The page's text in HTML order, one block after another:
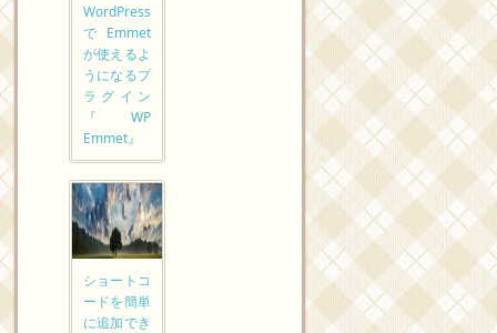
WordPress
でEmmet
が使えるよ
うになるプ
ラグイン
『WP
Emmet』
ショートコ
ードを簡単
に追加でき